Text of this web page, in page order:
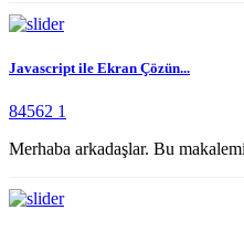
Javascript ile Ekran Çözün...
84562 1
Merhaba arkadaşlar. Bu